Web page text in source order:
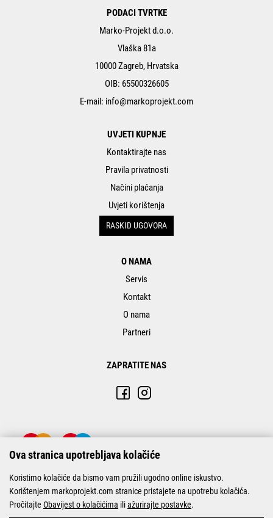
PODACI TVRTKE
Marko-Projekt d.o.o.
Vlaška 81a
10000 Zagreb, Hrvatska
OIB: 65500326605
E-mail: info@markoprojekt.com
UVJETI KUPNJE
Kontaktirajte nas
Pravila privatnosti
Načini plaćanja
Uvjeti korištenja
RASKID UGOVORA
O NAMA
Servis
Kontakt
O nama
Partneri
ZAPRATITE NAS
© Marko-Projekt 2026
Ova stranica upotrebljava kolačiće
Koristimo kolačiće da bismo vam pružili ugodno online iskustvo.
Korištenjem markoprojekt.com stranice pristajete na upotrebu kolačića.
Pročitajte Obavijest o kolačićima iliažurirajte postavke.